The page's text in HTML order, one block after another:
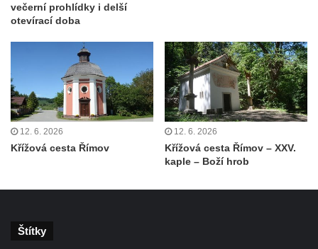
Kaple Božího hrobu na Křížové cestě na
Poustevna na Křížové cestě na Křížovém
vrchu ve Frýdlantu
Kostel svatého Jakuba Většího v Sokolově
Kostel Nanebevzetí Panny Marie ve
Slunečné
Kostel Jména Panny Marie v Sepekově
večerní prohlídky i delší
otevírací doba
12. 6. 2026
Křížová cesta Římov
12. 6. 2026
Křížová cesta Římov – XXV.
kaple – Boží hrob
Štítky